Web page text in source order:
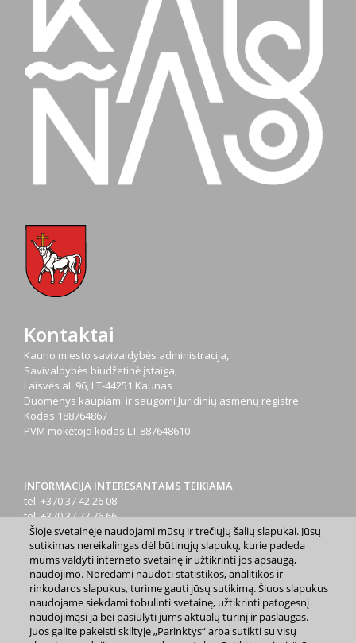
Kontaktai
Kauno miesto savivaldybės administracija,
Savivaldybės biudžetinė įstaiga,
Laisvės al. 96, LT-44251 Kaunas
Duomenys kaupiami ir saugomi Juridinių asmenų registre
Kodas 188764867
PVM mokėtojo kodas LT 887648610
INFORMACIJA INTERESANTAMS TEIKIAMA
tel. +370 37 42 26 08
tel. +370 37 77 76 66
tel. +370 660 07000
el. p.info@kaunas.lt
Šioje svetainėje naudojami mūsų ir trečiųjų šalių slapukai. Jūsų
sutikimas nereikalingas dėl būtinųjų slapukų, kurie padeda
mums valdyti interneto svetainę ir užtikrinti jos apsaugą,
naudojimo. Norėdami naudoti statistikos, analitikos ir
rinkodaros slapukus, turime gauti jūsų sutikimą. Šiuos slapukus
naudojame siekdami tobulinti svetainę, užtikrinti patogesnį
naudojimąsi ja bei pasiūlyti jums aktualų turinį ir paslaugas.
Juos galite pakeisti skiltyje „Parinktys“ arba sutikti su visų